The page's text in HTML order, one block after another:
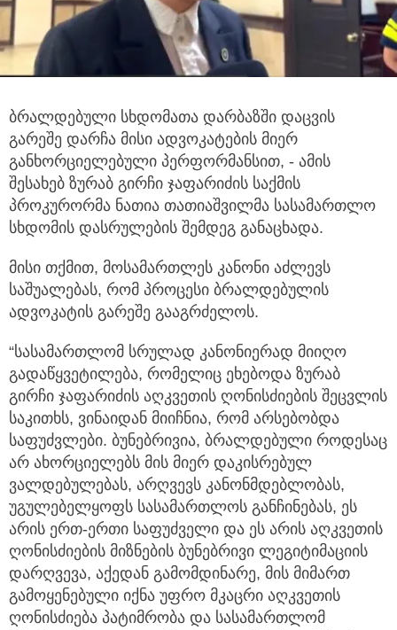
ბრალდებული სხდომათა დარბაზში დაცვის
გარეშე დარჩა მისი ადვოკატების მიერ
განხორციელებული პერფორმანსით, - ამის
შესახებ ზურაბ გირჩი ჯაფარიძის საქმის
პროკურორმა ნათია თათიაშვილმა სასამართლო
სხდომის დასრულების შემდეგ განაცხადა.
მისი თქმით, მოსამართლეს კანონი აძლევს
საშუალებას, რომ პროცესი ბრალდებულის
ადვოკატის გარეშე გააგრძელოს.
“სასამართლომ სრულად კანონიერად მიიღო
გადაწყვეტილება, რომელიც ეხებოდა ზურაბ
გირჩი ჯაფარიძის აღკვეთის ღონისძიების შეცვლის
საკითხს, ვინაიდან მიიჩნია, რომ არსებობდა
საფუძვლები. ბუნებრივია, ბრალდებული როდესაც
არ ახორციელებს მის მიერ დაკისრებულ
ვალდებულებას, არღვევს კანონმდებლობას,
უგულებელყოფს სასამართლოს განჩინებას, ეს
არის ერთ-ერთი საფუძველი და ეს არის აღკვეთის
ღონისძიების მიზნების ბუნებრივი ლეგიტიმაციის
დარღვევა, აქედან გამომდინარე, მის მიმართ
გამოყენებული იქნა უფრო მკაცრი აღკვეთის
ღონისძიება პატიმრობა და სასამართლომ